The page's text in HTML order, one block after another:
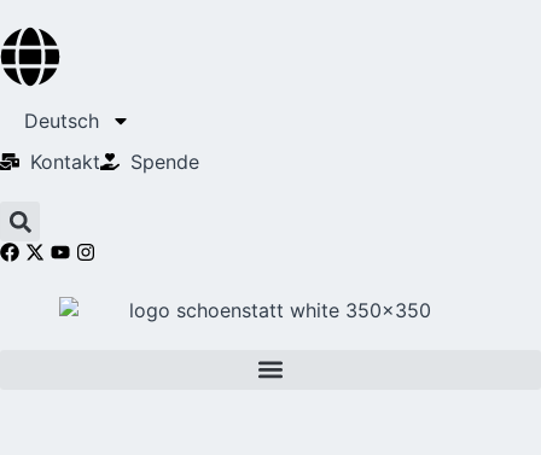
Deutsch
Kontakt
Spende